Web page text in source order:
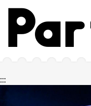
跳到主要内容区块
网站导览
:::